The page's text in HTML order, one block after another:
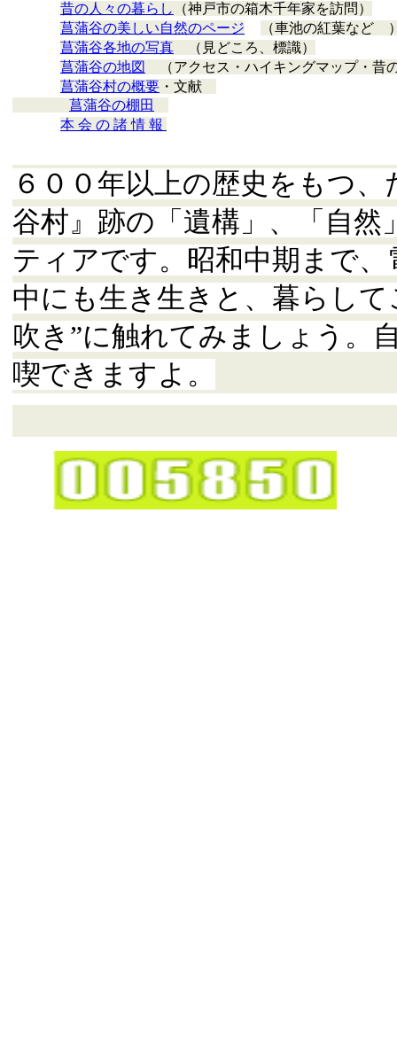
昔の人々の暮らし
（神戸市の箱木千年家を訪問）
菖蒲谷の美しい自然のページ
（車池の紅葉など
菖蒲谷各地の写真 （見どころ、標識）
菖蒲谷の地図
（アクセス・ハイキングマップ・昔
菖蒲谷村の概要 ・文献
菖蒲谷の棚田
本 会 の 諸 情 報
６００年以上の歴史をもつ
谷村』跡の「遺構」、「自
ティアです。昭和中期まで
中にも生き生きと、暮らし
吹き”に触れてみましょう。
喫できますよ。